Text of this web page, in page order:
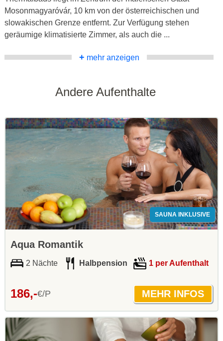
Mosonmagyaróvár, 10 km von der österreichischen und
slowakischen Grenze entfernt. Zur Verfügung stehen
geräumige klimatisierte Zimmer, als auch die ...
+ mehr anzeigen
Andere Aufenthalte
SAUNA INKLUSIVE
Aqua Romantik
2 Nächte Halbpension 1 per Aufenthalt
186,-€/P